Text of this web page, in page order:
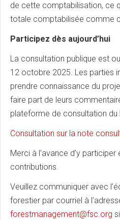
de cette comptabilisation, ce
totale comptabilisée comme
Participez dès aujourd’hui
La consultation publique est
12 octobre 2025. Les parties
prendre connaissance du
faire part de leurs
plateforme de consultation du
Consultation sur la note
Merci à l’avance d’y
contributions.
Veuillez communiquer avec
forestier par courriel à
forestmanagement@fsc.org